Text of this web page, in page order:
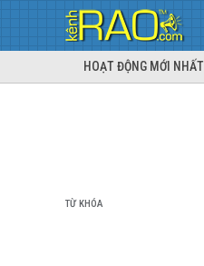
HOẠT ĐỘNG MỚI NHẤT
TỪ KHÓA